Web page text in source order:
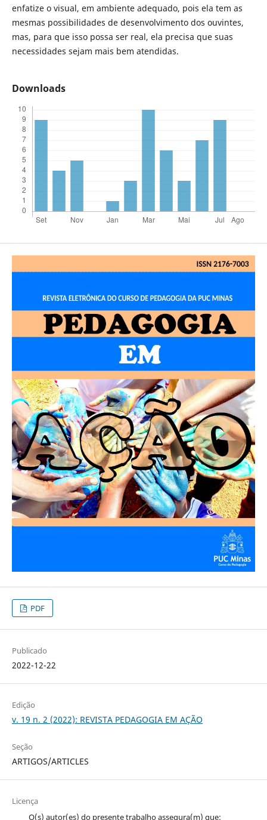
enfatize o visual, em ambiente adequado, pois ela tem as
mesmas possibilidades de desenvolvimento dos ouvintes,
mas, para que isso possa ser real, ela precisa que suas
necessidades sejam mais bem atendidas.
Downloads
PDF
Publicado
2022-12-22
Edição
v. 19 n. 2 (2022): REVISTA PEDAGOGIA EM AÇÃO
Seção
ARTIGOS/ARTICLES
Licença
O(s) autor(es) do presente trabalho assegura(m) que: